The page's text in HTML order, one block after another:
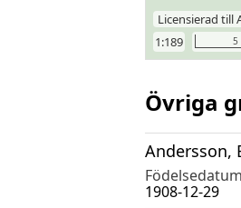
Övriga
Andersson,
Födelsedatum
1908-12-29